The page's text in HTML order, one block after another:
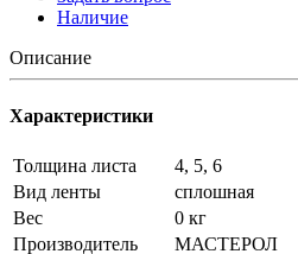
Наличие
Описание
Характеристики
Толщина листа
4, 5, 6
Вид ленты
сплошная
Вес
0 кг
Производитель
МАСТЕРОЛ